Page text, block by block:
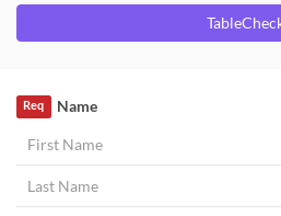
Name
Req